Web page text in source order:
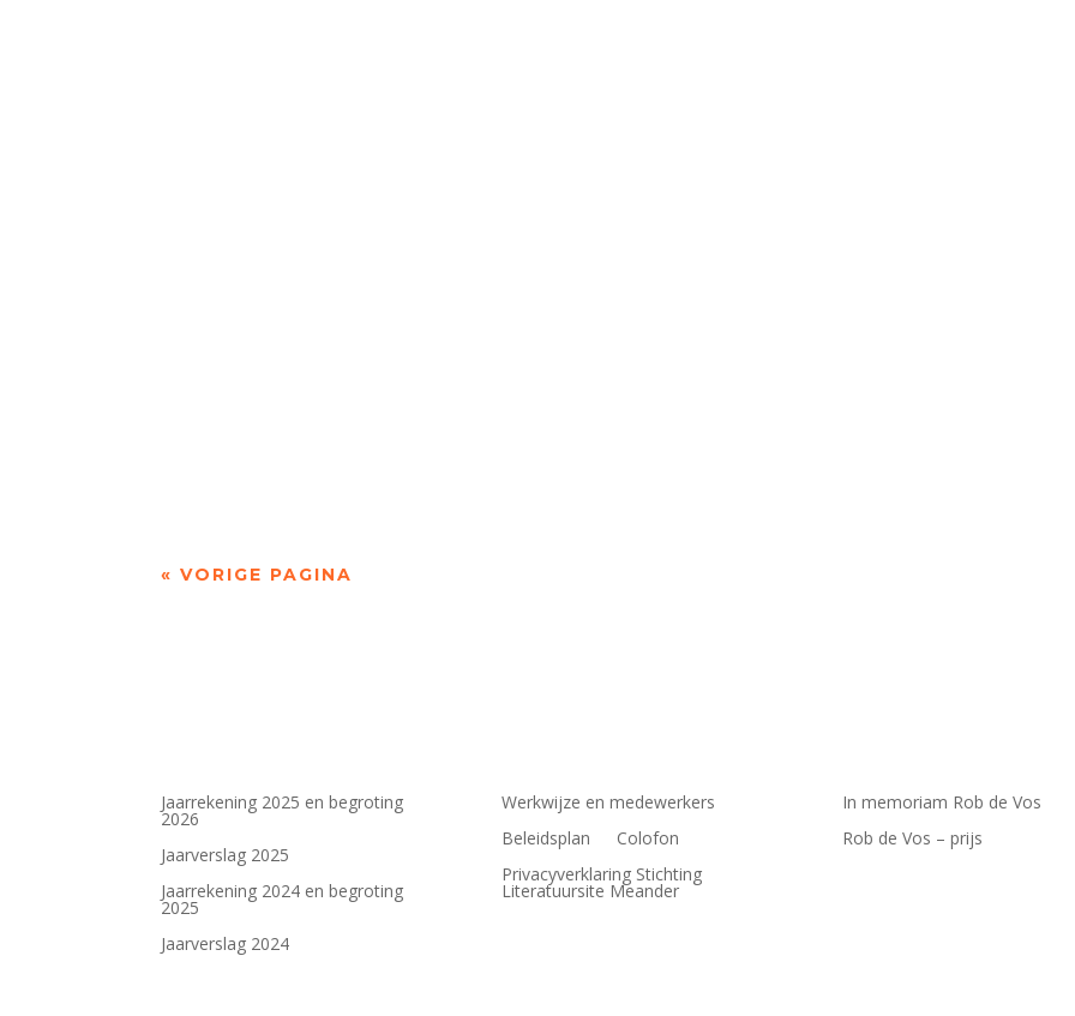
« VORIGE PAGINA
Jaarrekening 2025 en begroting
2026
Jaarverslag 2025
Jaarrekening 2024 en begroting
2025
Jaarverslag 2024
Werkwijze en medewerkers
Beleidsplan
Colofon
Privacyverklaring Stichting
Literatuursite Meander
In memoriam Rob de Vos
Rob de Vos – prijs